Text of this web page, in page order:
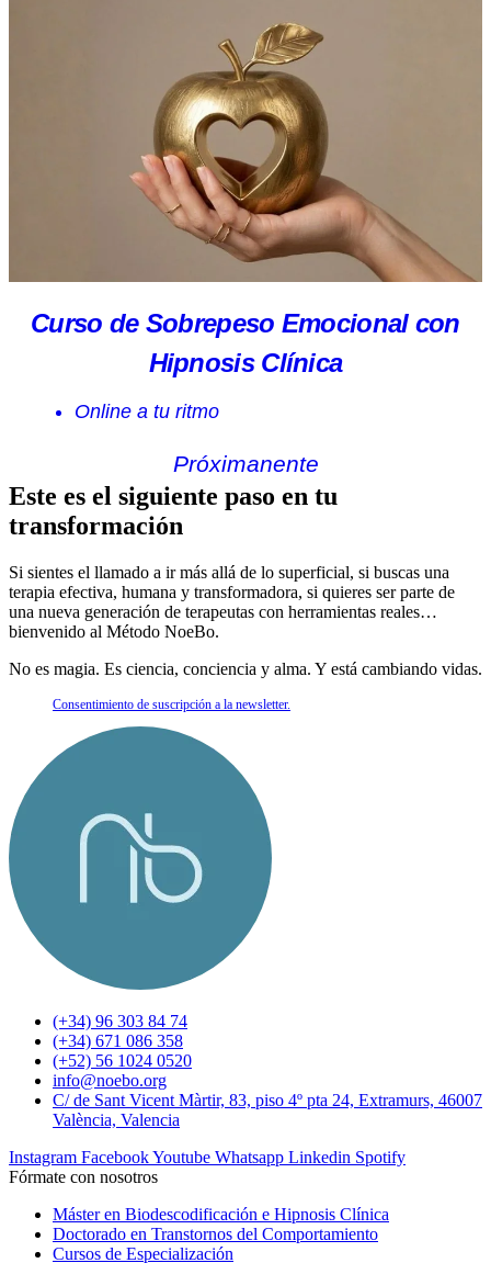
Curso de Sobrepeso Emocional con
Hipnosis Clínica
Online a tu ritmo
Próximanente
Este es el siguiente paso en tu
transformación
Si sientes el llamado a ir más allá de lo superficial, si buscas una
terapia efectiva, humana y transformadora, si quieres ser parte de
una nueva generación de terapeutas con herramientas reales…
bienvenido al Método NoeBo.
No es magia. Es ciencia, conciencia y alma. Y está cambiando vidas.
Consentimiento de suscripción a la newsletter.
(+34) 96 303 84 74
(+34) 671 086 358
(+52) 56 1024 0520
info@noebo.org
C/ de Sant Vicent Màrtir, 83, piso 4º pta 24, Extramurs, 46007
València, Valencia
Instagram FacebookYoutube Whatsapp Linkedin Spotify
Fórmate con nosotros
Máster en Biodescodificación e Hipnosis Clínica
Doctorado en Transtornos del Comportamiento
Cursos de Especialización